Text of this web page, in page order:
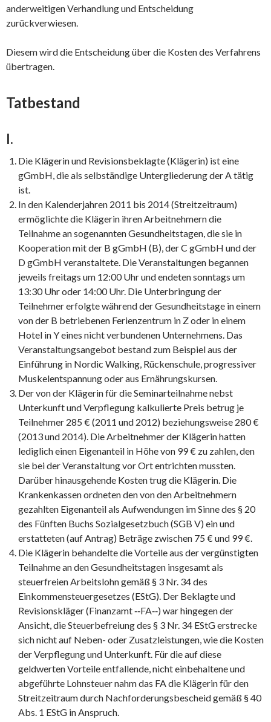
anderweitigen Verhandlung und Entscheidung
zurückverwiesen.
Diesem wird die Entscheidung über die Kosten des Verfahrens
übertragen.
Tatbestand
I.
Die Klägerin und Revisionsbeklagte (Klägerin) ist eine
gGmbH, die als selbständige Untergliederung der A tätig
ist.
In den Kalenderjahren 2011 bis 2014 (Streitzeitraum)
ermöglichte die Klägerin ihren Arbeitnehmern die
Teilnahme an sogenannten Gesundheitstagen, die sie in
Kooperation mit der B gGmbH (B), der C gGmbH und der
D gGmbH veranstaltete. Die Veranstaltungen begannen
jeweils freitags um 12:00 Uhr und endeten sonntags um
13:30 Uhr oder 14:00 Uhr. Die Unterbringung der
Teilnehmer erfolgte während der Gesundheitstage in einem
von der B betriebenen Ferienzentrum in Z oder in einem
Hotel in Y eines nicht verbundenen Unternehmens. Das
Veranstaltungsangebot bestand zum Beispiel aus der
Einführung in Nordic Walking, Rückenschule, progressiver
Muskelentspannung oder aus Ernährungskursen.
Der von der Klägerin für die Seminarteilnahme nebst
Unterkunft und Verpflegung kalkulierte Preis betrug je
Teilnehmer 285 € (2011 und 2012) beziehungsweise 280 €
(2013 und 2014). Die Arbeitnehmer der Klägerin hatten
lediglich einen Eigenanteil in Höhe von 99 € zu zahlen, den
sie bei der Veranstaltung vor Ort entrichten mussten.
Darüber hinausgehende Kosten trug die Klägerin. Die
Krankenkassen ordneten den von den Arbeitnehmern
gezahlten Eigenanteil als Aufwendungen im Sinne des § 20
des Fünften Buchs Sozialgesetzbuch (SGB V) ein und
erstatteten (auf Antrag) Beträge zwischen 75 € und 99 €.
Die Klägerin behandelte die Vorteile aus der vergünstigten
Teilnahme an den Gesundheitstagen insgesamt als
steuerfreien Arbeitslohn gemäß § 3 Nr. 34 des
Einkommensteuergesetzes (EStG). Der Beklagte und
Revisionskläger (Finanzamt ‑‑FA‑‑) war hingegen der
Ansicht, die Steuerbefreiung des § 3 Nr. 34 EStG erstrecke
sich nicht auf Neben- oder Zusatzleistungen, wie die Kosten
der Verpflegung und Unterkunft. Für die auf diese
geldwerten Vorteile entfallende, nicht einbehaltene und
abgeführte Lohnsteuer nahm das FA die Klägerin für den
Streitzeitraum durch Nachforderungsbescheid gemäß § 40
Abs. 1 EStG in Anspruch.